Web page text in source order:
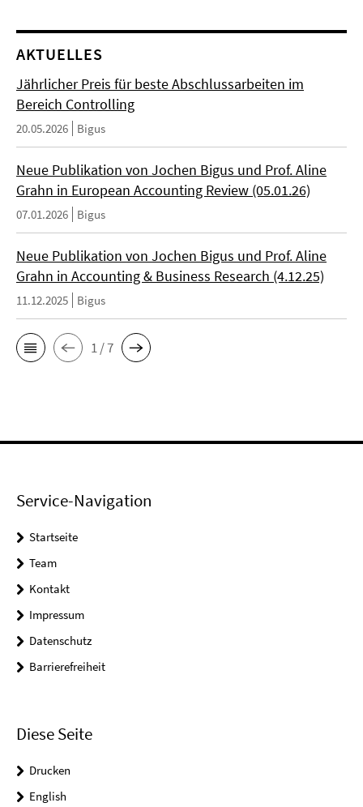
AKTUELLES
Jährlicher Preis für beste Abschlussarbeiten im
Bereich Controlling
20.05.2026 Bigus
Neue Publikation von Jochen Bigus und Prof. Aline
Grahn in European Accounting Review (05.01.26)
07.01.2026 Bigus
Neue Publikation von Jochen Bigus und Prof. Aline
Grahn in Accounting & Business Research (4.12.25)
11.12.2025 Bigus
1 / 7
Service-Navigation
Startseite
Team
Kontakt
Impressum
Datenschutz
Barrierefreiheit
Diese Seite
Drucken
English